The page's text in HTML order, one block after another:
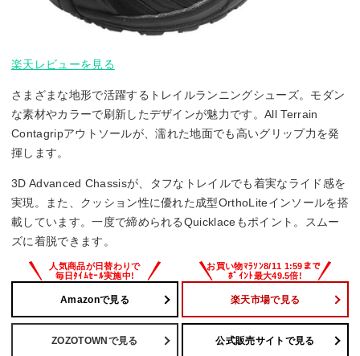
楽天レビューを見る
さまざまな地形で活躍するトレイルランニングシューズ。モダン
な素材やカラーで刷新したデザインが魅力です。All Terrain
Contagripアウトソールが、濡れた地面でも高いグリップ力を発
揮します。
3D Advanced Chassisが、タフなトレイルでも着実なライド感を
実現。また、クッション性に優れた成型OrthoLiteインソールを搭
載しています。一度で締められるQuicklaceもポイント。スムー
ズに着脱できます。
Amazonで見る 楽天市場で見る
ZOZOTOWNで見る 公式販売サイトで見る